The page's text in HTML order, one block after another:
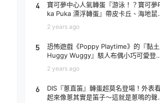
4
寶可夢中心人氣轉蛋『游泳！？寶可夢
ka Puka 漂浮轉蛋』帶皮卡丘、海地鼠
2 years ago
5
恐怖遊戲《Poppy Playtime》的『黏土
Huggy Wuggy』駭人布偶小巧可愛登
2 years ago
6
DIS『蔥直笛』轉蛋超莫名登場！外表
起來像蔥其實是笛子～這就是蔥鳴的聲